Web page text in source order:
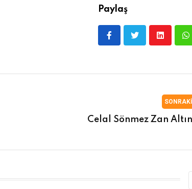
Paylaş
SONRAKI
Celal Sönmez Zan